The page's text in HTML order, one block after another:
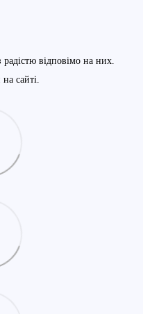
відповімо на них.
сайті.